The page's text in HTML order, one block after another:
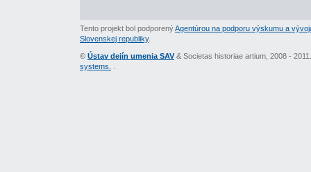
Tento projekt bol podporenýAgentúrou na podporu výskumu a
Slovenskej republiky.
© Ústav dejín umenia SAV & Societas historiae artium, 2008 -
systems.